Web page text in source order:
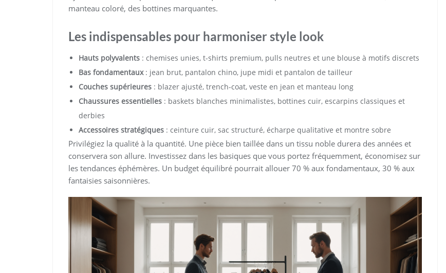
manteau coloré, des bottines marquantes.
Les indispensables pour harmoniser style look
Hauts polyvalents : chemises unies, t-shirts premium, pulls neutres et une blouse à motifs discrets
Bas fondamentaux: jean brut, pantalon chino, jupe midi et pantalon de tailleur
Couches supérieures : blazer ajusté, trench-coat, veste en jean et manteau long
Chaussures essentielles : baskets blanches minimalistes, bottines cuir, escarpins classiques et
derbies
Accessoires stratégiques : ceinture cuir, sac structuré, écharpe qualitative et montre sobre
Privilégiez la qualité à la quantité. Une pièce bien taillée dans un tissu noble durera des années et
conservera son allure. Investissez dans les basiques que vous portez fréquemment, économisez sur
les tendances éphémères. Un budget équilibré pourrait allouer 70 % aux fondamentaux, 30 % aux
fantaisies saisonnières.